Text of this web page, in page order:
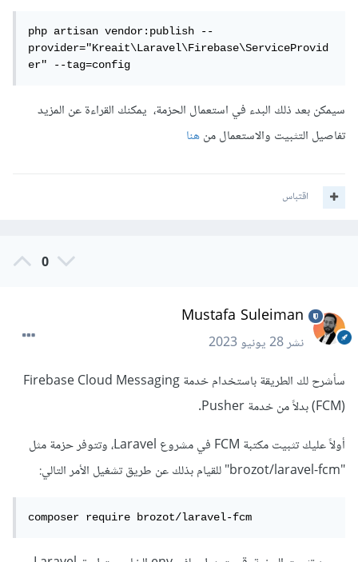
php artisan vendor:publish --
provider="Kreait\Laravel\Firebase\ServiceProvid
er" --tag=config
سيمكن بعد ذلك البدء في استعمال الحزمة، يمكنك القراءة عن المزيد
تفاصيل التثبيت والاستعمال منهنا
اقتباس
0
Mustafa Suleiman
نشر28 يونيو 2023
سأشرح لك الطريقة باستخدام خدمة Firebase Cloud Messaging
(FCM) بدلاً من خدمة Pusher.
أولاً عليك تثبيت مكتبة FCM في مشروع Laravel، وتتوفر حزمة مثل
"brozot/laravel-fcm" للقيام بذلك عن طريق تشغيل الأمر التالي:
composer require brozot/laravel-fcm